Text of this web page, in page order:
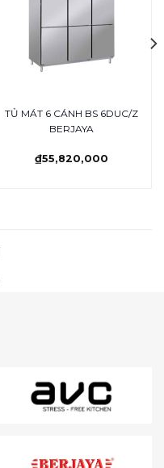
TỦ MÁT 6 CÁNH BS 6DUC/Z
BERJAYA
₫55,820,000